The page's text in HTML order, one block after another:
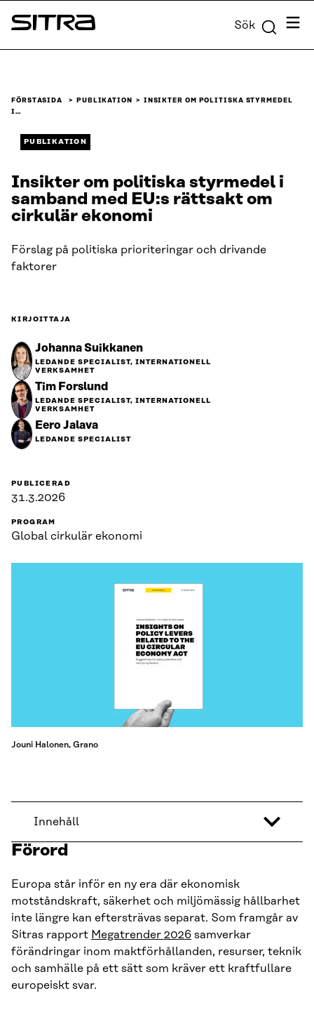
Skip to
content
Sitra Sök Meny
FÖRSTASIDA PUBLIKATION
INSIKTER OM POLITISKA STYRMEDEL
I…
PUBLIKATION
Insikter om politiska styrmedel i
samband med EU:s rättsakt om
cirkulär ekonomi
Förslag på politiska prioriteringar och drivande
faktorer
KIRJOITTAJA
Johanna Suikkanen
LEDANDE SPECIALIST, INTERNATIONELL
VERKSAMHET
Tim Forslund
LEDANDE SPECIALIST, INTERNATIONELL
VERKSAMHET
Eero Jalava
LEDANDE SPECIALIST
PUBLICERAD
31.3.2026
PROGRAM
Global cirkulär ekonomi
Jouni Halonen, Grano
Innehåll
Förord
Europa står inför en ny era där ekonomisk
motståndskraft, säkerhet och miljömässig hållbarhet
inte längre kan eftersträvas separat. Som framgår av
Sitras rapport Megatrender 2026 samverkar
förändringar inom maktförhållanden, resurser, teknik
och samhälle på ett sätt som kräver ett kraftfullare
europeiskt svar.